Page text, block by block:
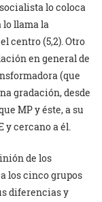
lo coloca
llama la
centro (5,2). Otro
en general de
(que
gradación, desde
MP y éste, a su
y cercano a él.
de los
los cinco grupos
diferencias y